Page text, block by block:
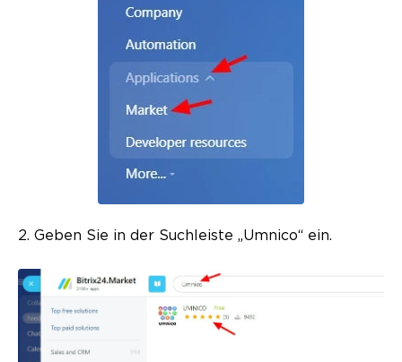
2. Geben Sie in der Suchleiste „Umnico“ ein.